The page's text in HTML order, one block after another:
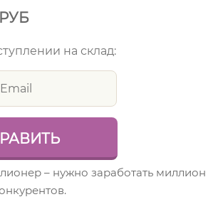
РУБ
на склад:
– нужно заработать миллион